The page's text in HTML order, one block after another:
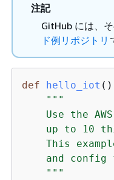
注記
GitHub には、
ド例リポジトリ
def hello_iot
"""
Use the
up to 10
This
and config
    """